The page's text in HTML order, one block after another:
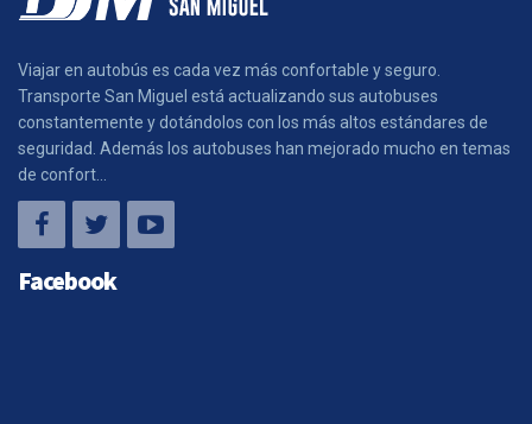
Viajar en autobús es cada vez más confortable y seguro.
Transporte San Miguel está actualizando sus autobuses
constantemente y dotándolos con los más altos estándares de
seguridad. Además los autobuses han mejorado mucho en temas
de confort...
Facebook